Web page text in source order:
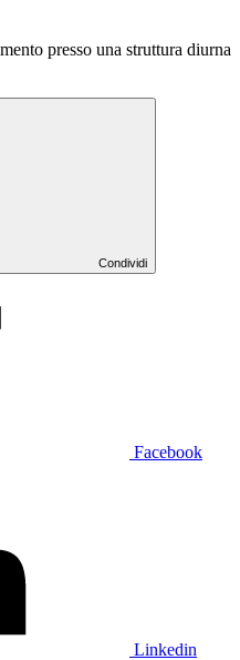
presso una struttura diurna
Condividi
Facebook
Linkedin